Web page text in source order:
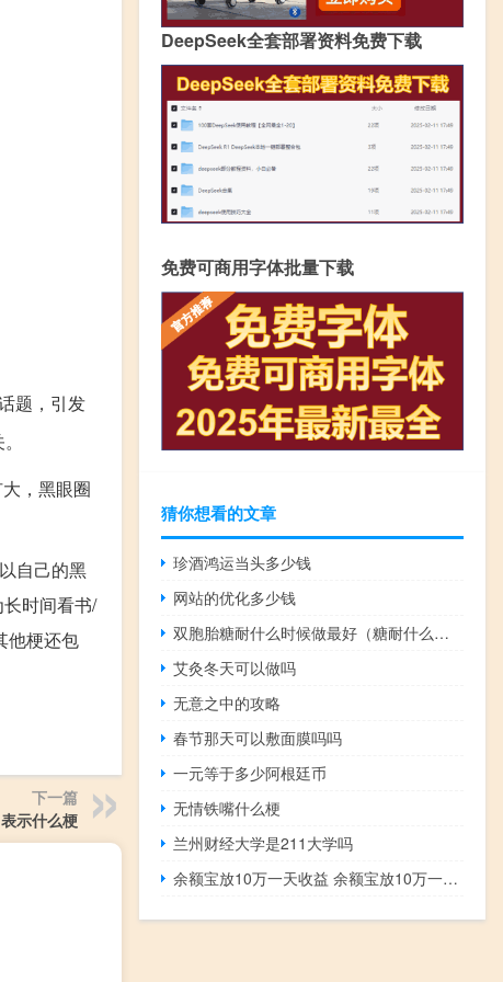
题，引发
，黑眼圈
自己的黑
时间看书/
他梗还包
下一篇
示什么梗
DeepSeek全套部署资料免费下载
免费可商用字体批量下载
猜你想看的文章
珍酒鸿运当头多少钱
网站的优化多少钱
双胞胎糖耐什么时候做最好（糖耐什么时候做最好）
艾灸冬天可以做吗
无意之中的攻略
春节那天可以敷面膜吗吗
一元等于多少阿根廷币
无情铁嘴什么梗
兰州财经大学是211大学吗
余额宝放10万一天收益 余额宝放10万一天收益多少